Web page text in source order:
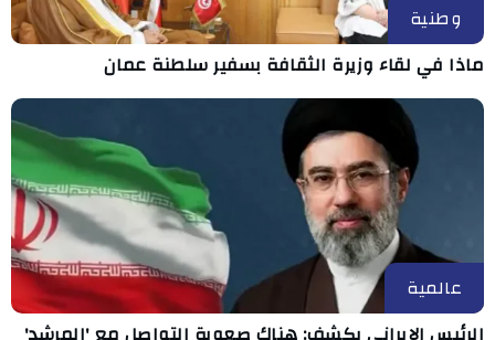
وطنية
ماذا في لقاء وزيرة الثقافة بسفير سلطنة عمان
عالمية